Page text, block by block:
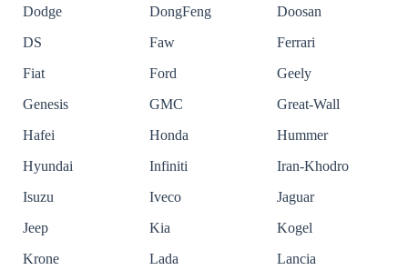
Dodge
DongFeng
Doosan
DS
Faw
Ferrari
Fiat
Ford
Geely
Genesis
GMC
Great-Wall
Hafei
Honda
Hummer
Hyundai
Infiniti
Iran-Khodro
Isuzu
Iveco
Jaguar
Jeep
Kia
Kogel
Krone
Lada
Lancia